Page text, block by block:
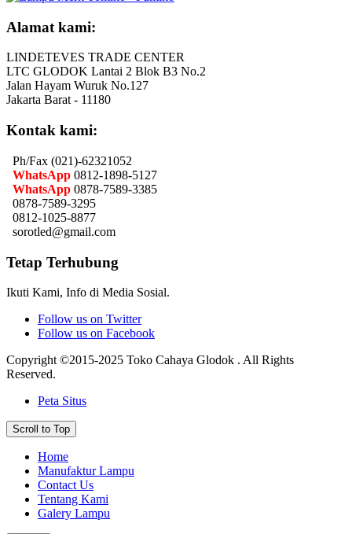
Alamat kami:
LINDETEVES TRADE CENTER
LTC GLODOK Lantai 2 Blok B3 No.2
Jalan Hayam Wuruk No.127
Jakarta Barat - 11180
Kontak kami:
Ph/Fax (021)-62321052
WhatsApp 0812-1898-5127
WhatsApp 0878-7589-3385
0878-7589-3295
0812-1025-8877
sorotled@gmail.com
Tetap Terhubung
Ikuti Kami, Info di Media Sosial.
Follow us on Twitter
Follow us on Facebook
Copyright ©2015-2025 Toko Cahaya Glodok . All Rights
Reserved.
Peta Situs
Scroll to Top
Home
Manufaktur Lampu
Contact Us
Tentang Kami
Galery Lampu